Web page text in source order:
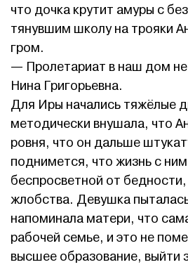
что дочка крутит амуры с
тянувшим школу на трояки
гром.
— Пролетариат в наш дом не
Нина Григорьевна.
Для Иры начались тяжёлые
методически внушала, что
ровня, что он дальше
поднимется, что жизнь с
беспросветной от бедности,
жлобства. Девушка
напоминала матери, что
рабочей семье, и это не
высшее образование, выйти